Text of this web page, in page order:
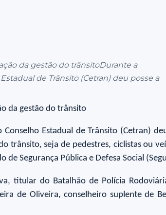
da gestão do trânsitoDurante a
de Trânsito (Cetran) deu posse a
da gestão do trânsito
Estadual de Trânsito (Cetran)
trânsito, seja de pedestres, ciclistas ou
de Segurança Pública e Defesa Social
titular do Batalhão de Polícia
de Oliveira, conselheiro suplente de